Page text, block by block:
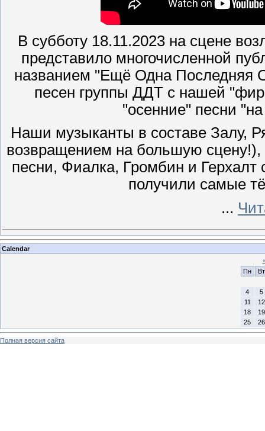
В субботу 18.11.2023 на сцене
представило многочисленной
названием "Ещё Одна Последняя
песен группы ДДТ с нашей
"осенние" песни
Наши музыканты в составе Залу,
возвращением на большую сцену!),
песни, Фиалка, Громбин и Герхалт
получили самые
...
Calendar
Пн
Вт
4
5
11
12
18
19
25
26
Полная версия сайта